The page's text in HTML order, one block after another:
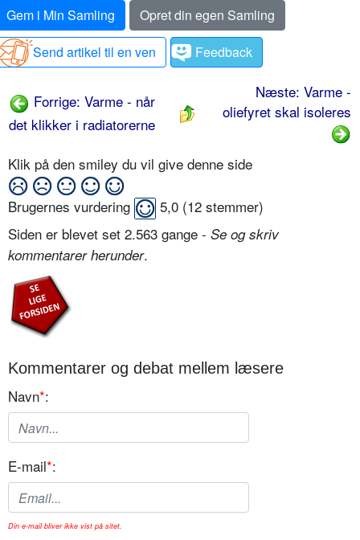
Gem i Min Samling
Opret din egen Samling
Send artikel til en ven
Feedback
Forrige: Varme - når
det klikker i radiatorerne
Næste: Varme -
oliefyret skal isoleres
Klik på den smiley du vil give denne side
Brugernes vurdering 5,0 (12 stemmer)
Siden er blevet set 2.563 gange - Se og skriv
kommentarer herunder.
Kommentarer og debat mellem læsere
Navn*:
E-mail*:
Din e-mail bliver ikke vist på sitet.